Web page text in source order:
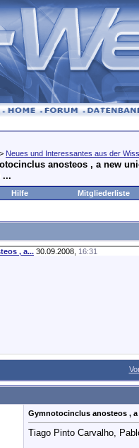
> Neues und Interessantes aus der
anosteos , a new
...
Hilfe Mitgliederliste
, a... 30.09.2008, 16:31
Gymnotocinclus anosteos ,
Tiago Pinto Carvalho,